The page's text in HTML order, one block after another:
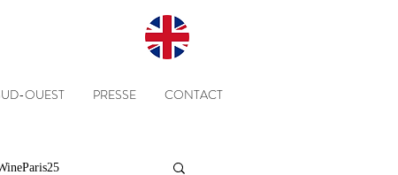
OUEST PRESSE CONTACT